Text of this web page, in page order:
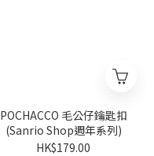
POCHACCO 毛公仔鑰匙扣
(Sanrio Shop週年系列)
HK$179.00